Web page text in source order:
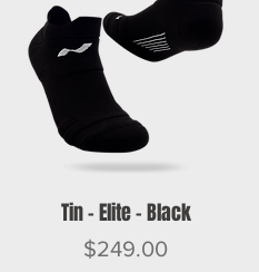
Tin - Elite - Black
Precio
$249.00